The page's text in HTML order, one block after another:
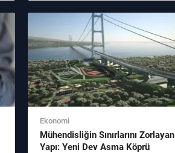
Ekonomi
Mühendisliğin Sınırlarını Zorlayan
Yapı: Yeni Dev Asma Köprü